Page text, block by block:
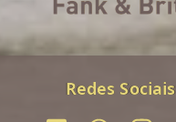
Redes Sociais